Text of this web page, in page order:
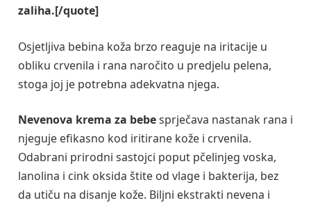
zaliha.[/quote]
Osjetljiva bebina koža brzo reaguje na iritacije u
obliku crvenila i rana naročito u predjelu pelena,
stoga joj je potrebna adekvatna njega.
Nevenova krema za bebesprječava nastanak rana i
njeguje efikasno kod iritirane kože i crvenila.
Odabrani prirodni sastojci poput pčelinjeg voska,
lanolina i cink oksida štite od vlage i bakterija, bez
da utiču na disanje kože. Biljni ekstrakti nevena i